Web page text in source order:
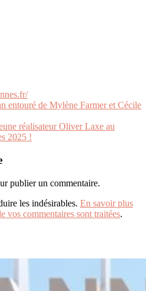
entouré de Mylène Farmer et Cécile
réalisateur Oliver Laxe au
2025 !
publier un commentaire.
les indésirables. En savoir plus
vos commentaires sont traitées.